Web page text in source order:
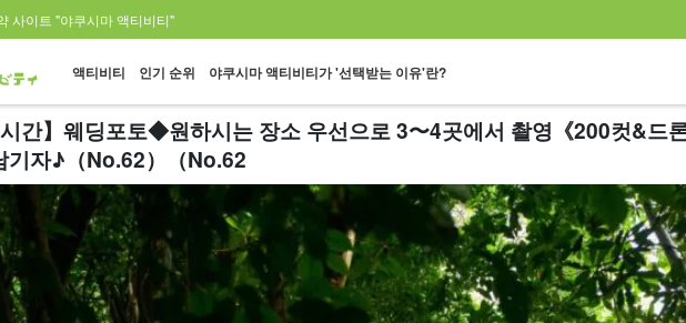
사이트 "야쿠시마 액티비티"
액티비티 인기 순위 야쿠시마 액티비티가 '선택받는 이유'란?
간】웨딩포토◆원하시는 장소 우선으로 3〜4곳에서 촬영《200컷&드
기자♪（No.62）（No.62